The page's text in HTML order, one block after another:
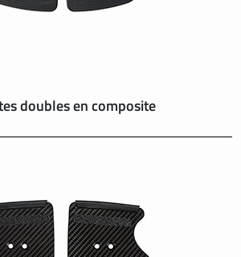
doubles en composite